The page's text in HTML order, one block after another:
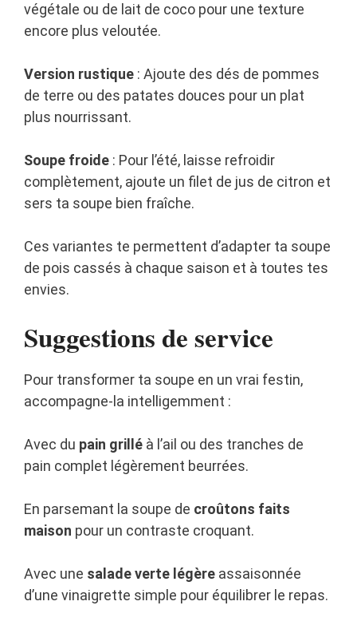
végétale ou de lait de coco pour une texture
encore plus veloutée.
Version rustique : Ajoute des dés de pommes
de terre ou des patates douces pour un plat
plus nourrissant.
Soupe froide : Pour l’été, laisse refroidir
complètement, ajoute un filet de jus de citron et
sers ta soupe bien fraîche.
Ces variantes te permettent d’adapter ta soupe
de pois cassés à chaque saison et à toutes tes
envies.
Suggestions de service
Pour transformer ta soupe en un vrai festin,
accompagne-la intelligemment :
Avec du pain grillé à l’ail ou des tranches de
pain complet légèrement beurrées.
En parsemant la soupe de croûtons faits
maison pour un contraste croquant.
Avec une salade verte légère assaisonnée
d’une vinaigrette simple pour équilibrer le repas.